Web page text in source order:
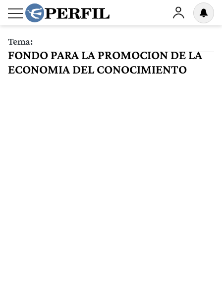
Tema:
FONDO PARA LA PROMOCION DE LA
ECONOMIA DEL CONOCIMIENTO